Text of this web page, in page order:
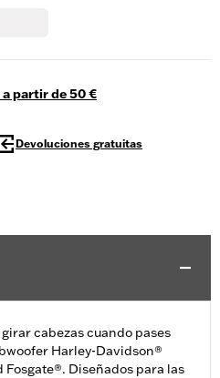
partir de 50 €
Devoluciones gratuitas
cabezas cuando pases
Harley-Davidson®
Diseñados para las